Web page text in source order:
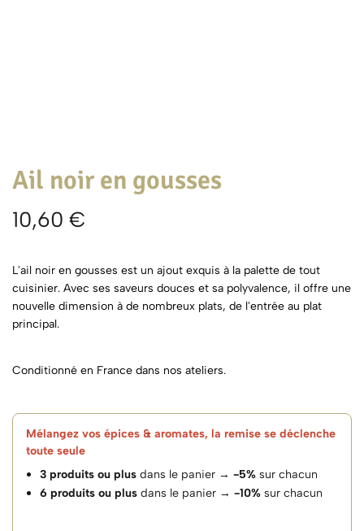
Ail noir en gousses
10,60 €
L'ail noir en gousses est un ajout exquis à la palette de tout
cuisinier. Avec ses saveurs douces et sa polyvalence, il offre une
nouvelle dimension à de nombreux plats, de l'entrée au plat
principal.
Conditionné en France dans nos ateliers.
Mélangez vos épices & aromates, la remise se déclenche
toute seule
3 produits ou plus dans le panier →-5% sur chacun
6 produits ou plus dans le panier →-10% sur chacun